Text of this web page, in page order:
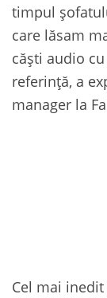
timpul
care lăsam
căști audio
referință, a
manager la
Cel mai